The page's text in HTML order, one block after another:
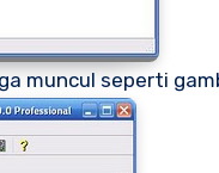
muncul seperti